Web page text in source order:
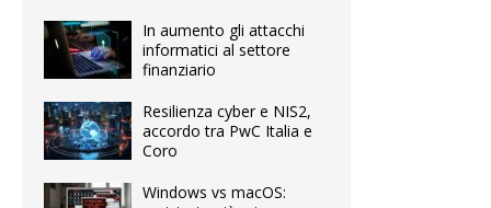
In aumento gli attacchi
informatici al settore
finanziario
Resilienza cyber e NIS2,
accordo tra PwC Italia e
Coro
Windows vs macOS: